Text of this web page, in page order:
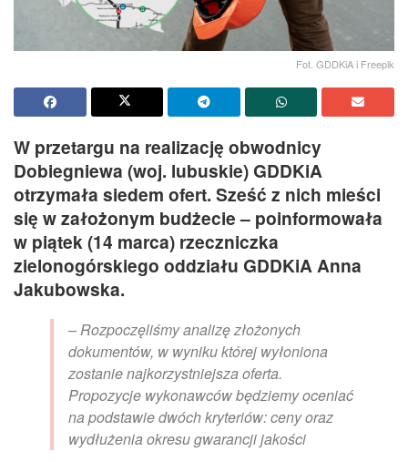
Fot. GDDKiA i Freepik
W przetargu na realizację obwodnicy
Dobiegniewa (woj. lubuskie) GDDKiA
otrzymała siedem ofert. Sześć z nich mieści
się w założonym budżecie – poinformowała
w piątek (14 marca) rzeczniczka
zielonogórskiego oddziału GDDKiA Anna
Jakubowska.
– Rozpoczęliśmy analizę złożonych
dokumentów, w wyniku której wyłoniona
zostanie najkorzystniejsza oferta.
Propozycje wykonawców będziemy oceniać
na podstawie dwóch kryteriów: ceny oraz
wydłużenia okresu gwarancji jakości